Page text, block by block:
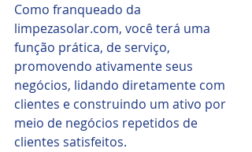
Como franqueado da
limpezasolar.com, você terá uma
função prática, de serviço,
promovendo ativamente seus
negócios, lidando diretamente com
clientes e construindo um ativo por
meio de negócios repetidos de
clientes satisfeitos.